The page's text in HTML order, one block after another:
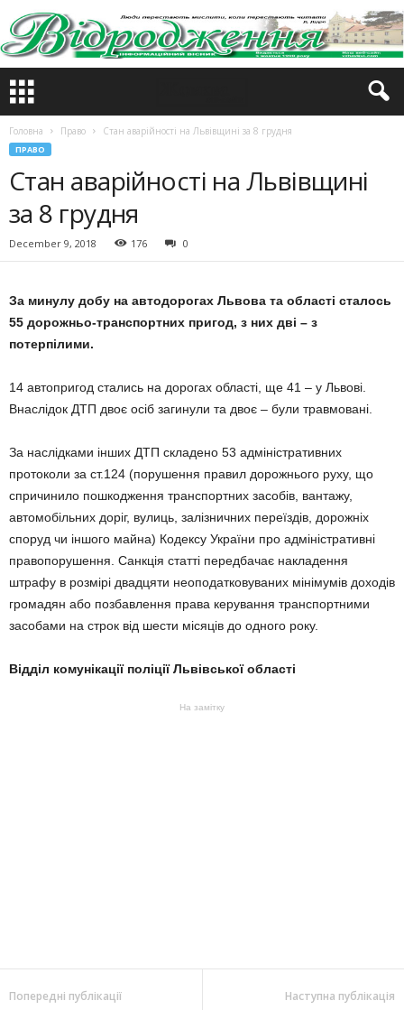
Головна Право Стан аварійності на Львівщині за 8 грудня
ПРАВО
Стан аварійності на Львівщині
за 8 грудня
December 9, 2018 176 0
За минулу добу на автодорогах Львова та області сталось
55 дорожньо-транспортних пригод, з них дві – з
потерпілими.
14 автопригод стались на дорогах області, ще 41 – у Львові.
Внаслідок ДТП двоє осіб загинули та двоє – були травмовані.
За наслідками інших ДТП складено 53 адміністративних
протоколи за ст.124 (порушення правил дорожнього руху, що
спричинило пошкодження транспортних засобів, вантажу,
автомобільних доріг, вулиць, залізничних переїздів, дорожніх
споруд чи іншого майна) Кодексу України про адміністративні
правопорушення. Санкція статті передбачає накладення
штрафу в розмірі двадцяти неоподатковуваних мінімумів доходів
громадян або позбавлення права керування транспортними
засобами на строк від шести місяців до одного року.
Відділ комунікації поліції Львівської області
На замітку
Попередні публікації Наступна публікація